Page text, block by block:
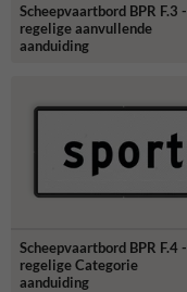
Scheepvaartbord BPR F.3
regelige aanvullende
aanduiding
Scheepvaartbord BPR F.4
regelige Categorie
aanduiding